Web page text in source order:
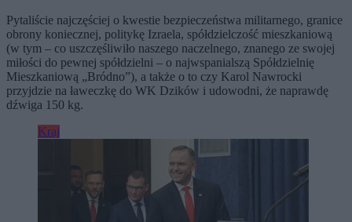
Pytaliście najczęściej o kwestie bezpieczeństwa militarnego, granice
obrony koniecznej, politykę Izraela, spółdzielczość mieszkaniową
(w tym – co uszczęśliwiło naszego naczelnego, znanego ze swojej
miłości do pewnej spółdzielni – o najwspanialszą Spółdzielnię
Mieszkaniową „Bródno”), a także o to czy Karol Nawrocki
przyjdzie na ławeczkę do WK Dzików i udowodni, że naprawdę
dźwiga 150 kg.
Kraj